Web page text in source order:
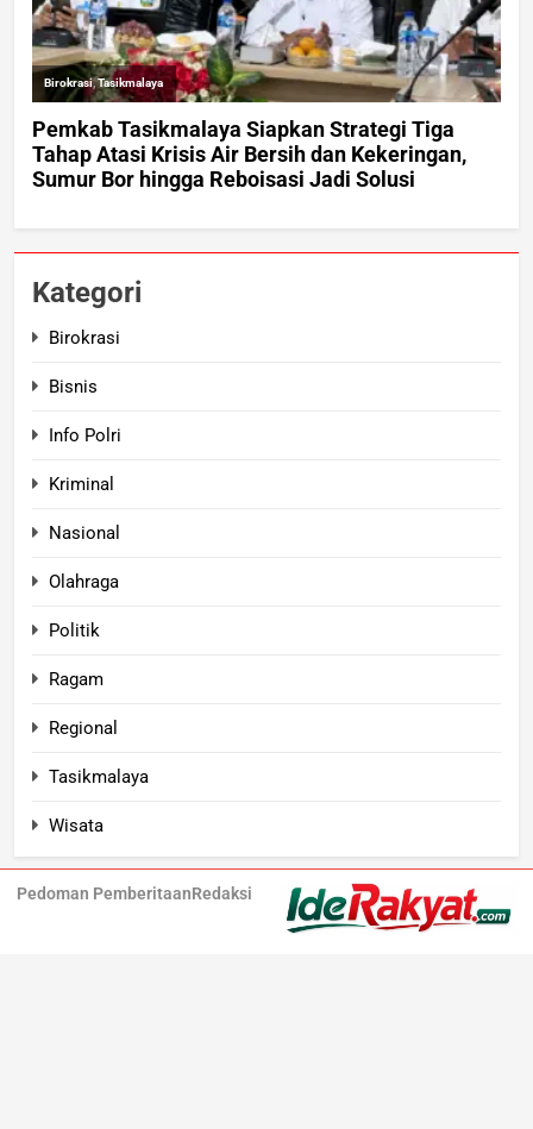
Kategori
Birokrasi
Bisnis
Info Polri
Kriminal
Nasional
Olahraga
Politik
Ragam
Regional
Tasikmalaya
Wisata
Pedoman PemberitaanRedaksi